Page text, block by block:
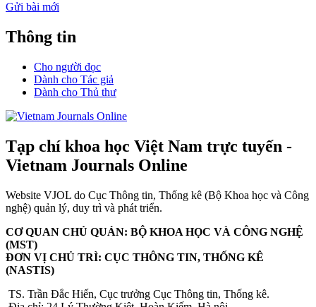
Gửi bài mới
Thông tin
Cho người đọc
Dành cho Tác giả
Dành cho Thủ thư
Tạp chí khoa học Việt Nam trực tuyến -
Vietnam Journals Online
Website VJOL do Cục Thông tin, Thống kê (Bộ Khoa học và Công
nghệ) quản lý, duy trì và phát triển.
CƠ QUAN CHỦ QUẢN: BỘ KHOA HỌC VÀ CÔNG NGHỆ
(MST)
ĐƠN VỊ CHỦ TRÌ: CỤC THÔNG TIN, THỐNG KÊ
(NASTIS)
TS. Trần Đắc Hiến, Cục trưởng Cục Thông tin, Thống kê.